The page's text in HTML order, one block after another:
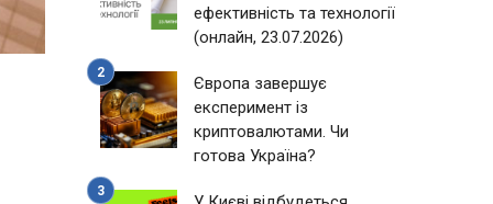
ефективність та технології
(онлайн, 23.07.2026)
Європа завершує
експеримент із
криптовалютами. Чи
готова Україна?